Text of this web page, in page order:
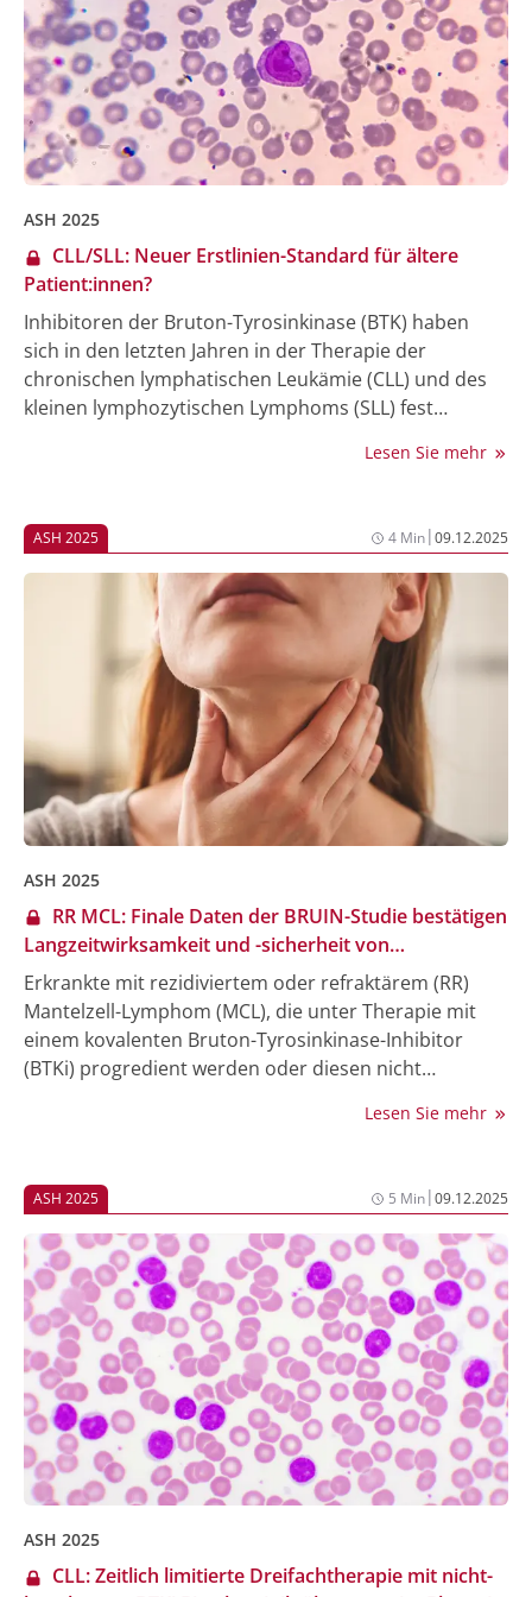
Studie untersuchte nun den Zusammenhang
zwischen verschiedenen prognostischen Mutationen
und dem klinischen Outcome der Patient:innen
hinsichtlich der Endpunkte PFS und „Zeit bis zur
nächsten Therapie“ vor – mit dem Ziel, zukünftig noch
rationalere Therapieentscheidungen treffen zu
ASH 2025
CLL/SLL: Neuer Erstlinien-Standard für ältere
Patient:innen?
Inhibitoren der Bruton-Tyrosinkinase (BTK) haben
sich in den letzten Jahren in der Therapie der
chronischen lymphatischen Leukämie (CLL) und des
kleinen lymphozytischen Lymphoms (SLL) fest
Ibrutinib. Eine globale Phase-III-Studie, die bei der
(ASH) in Orlando, USA, vorgestellt wurde, verglich
beim neu-diagnostizierten CLL/SLL einen neuen nicht-
kovalenten BTK-Inhibitor, Pirtobrutinib, randomisiert
mit einer Immunchemotherapie aus Bendamustin
und Rituximab (BR).
Lesen Sie mehr
ASH 2025 4 Min|09.12.2025
ASH 2025
RR MCL: Finale Daten der BRUIN-Studie bestätigen
Langzeitwirksamkeit und -sicherheit von
Pirtobrutinib
Erkrankte mit rezidiviertem oder refraktärem (RR)
Mantelzell-Lymphom (MCL), die unter Therapie mit
einem kovalenten Bruton-Tyrosinkinase-Inhibitor
(BTKi) progredient werden oder diesen nicht
werden, dem ersten und einzigen nicht-kovalenten
Studie BRUIN [1, 2]. Eine finale Auswertung der Studie
wurde nun auf der Jahrestagung der American Society
of Hematology (ASH) 2025 gezeigt. Die Daten mit
einer Nachbeobachtungszeit von bis zu fünf Jahren
bestätigten die Wirksamkeit und das günstige
Sicherheitsprofil von Pirtobrutinib* bei intensiv
vorbehandelten Patient:innen mit RR MCL [3].
Lesen Sie mehr
ASH 2025 5 Min|09.12.2025
ASH 2025
CLL: Zeitlich limitierte Dreifachtherapie mit nicht-